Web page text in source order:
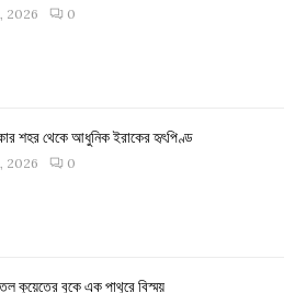
2026 0
শহর থেকে আধুনিক ইরাকের হৃৎপিণ্ড
2026 0
কুয়েতের বুকে এক পাথুরে বিস্ময়